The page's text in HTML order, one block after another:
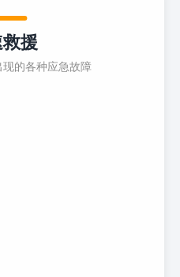
援
的各种应急故障